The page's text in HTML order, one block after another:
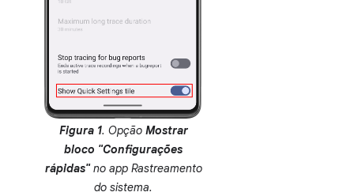
Figura 1. Opção Mostrar
bloco "Configurações
rápidas"no app Rastreamento
do sistema.